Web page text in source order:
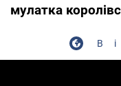
мулатка